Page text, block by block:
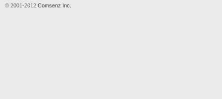
© 2001-2012 Comsenz Inc.